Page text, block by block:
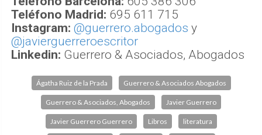
Teléfono Madrid: 695 611 715
​Instagram: @guerrero.abogados y
@javierguerreroescritor
​Linkedin: ​Guerrero & Asociados, Abogados
Ágatha Ruiz de la Prada Guerrero & Asociados Abogados
Guerrero & Asociados, Abogados Javier Guerrero
Javier Guerrero Guerrero Libros literatura